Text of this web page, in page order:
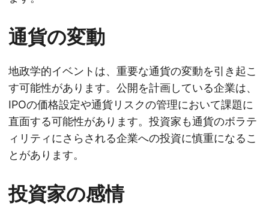
通貨の変動
地政学的イベントは、重要な通貨の変動を引き起こ
す可能性があります。公開を計画している企業は、
IPOの価格設定や通貨リスクの管理において課題に
直面する可能性があります。投資家も通貨のボラテ
ィリティにさらされる企業への投資に慎重になるこ
とがあります。
投資家の感情